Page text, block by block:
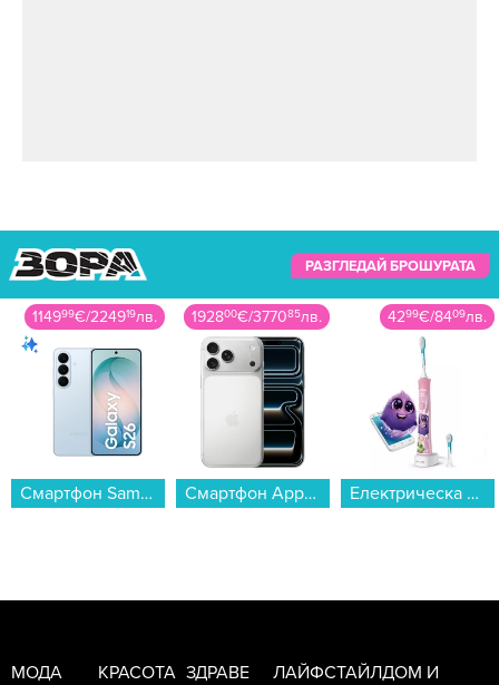
РАЗГЛЕДАЙ БРОШУРАТА
114999€/224919лв.
Смартфон Samsung GALAXY S26+ 512GB SKY BLUE SM-S947BLBG , 12 GB, 512 GB...
192800€/377085лв.
Смартфон Apple iPhone 17 Pro Max 1TB Silver mfyv4 , 1000 GB, 12 GB...
4299€/8409лв.
Електрическа четка за зъби Philips HX6352/42 Sonicare...
МОДА КРАСОТА ЗДРАВЕ ЛАЙФСТАЙЛДОМ И